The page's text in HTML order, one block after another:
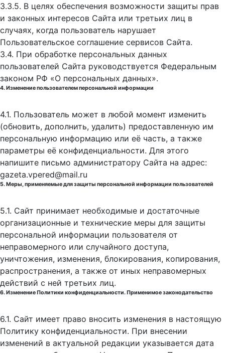
3.3.5. В целях обеспечения возможности защиты прав
и законных интересов Сайта или третьих лиц в
случаях, когда пользователь нарушает
Пользовательское соглашение сервисов Сайта.
3.4. При обработке персональных данных
пользователей Сайта руководствуется Федеральным
законом РФ «О персональных данных».
4. Изменение пользователем персональной информации
4.1. Пользователь может в любой момент изменить
(обновить, дополнить, удалить) предоставленную им
персональную информацию или её часть, а также
параметры её конфиденциальности. Для этого
напишите письмо администратору Сайта на адрес:
gazeta.vpered@mail.ru
5. Меры, применяемые для защиты персональной информации пользователей
5.1. Сайт принимает необходимые и достаточные
организационные и технические меры для защиты
персональной информации пользователя от
неправомерного или случайного доступа,
уничтожения, изменения, блокирования, копирования,
распространения, а также от иных неправомерных
действий с ней третьих лиц.
6. Изменение Политики конфиденциальности. Применимое законодательство
6.1. Сайт имеет право вносить изменения в настоящую
Политику конфиденциальности. При внесении
изменений в актуальной редакции указывается дата